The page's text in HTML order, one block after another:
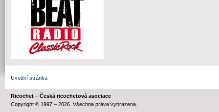
Úvodní stránka
Ricochet – Česká ricochetová asociace
Copyright © 1997 – 2026. Všechna práva vyhrazena.